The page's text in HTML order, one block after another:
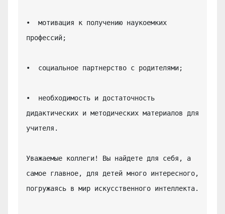
•  мотивация к получению наукоемких
профессий;
•  социальное партнерство с родителями;
•  необходимость и достаточность
дидактических и методических материалов для
учителя.
Уважаемые коллеги! Вы найдете для себя, а
самое главное, для детей много интересного,
погружаясь в мир искусственного интеллекта.